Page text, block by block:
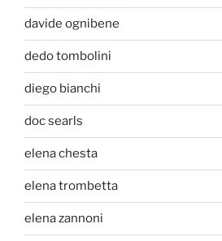
davide ognibene
dedo tombolini
diego bianchi
doc searls
elena chesta
elena trombetta
elena zannoni